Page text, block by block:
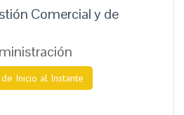
Comercial y de
Inicio al Instante